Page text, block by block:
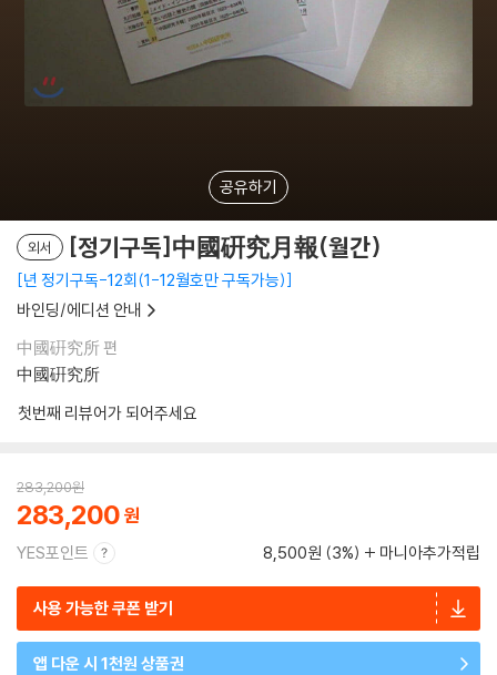
공유하기
외서 [정기구독]中國硏究月報(월간)
년 정기구독-12회(1-12월호만 구독가능)
바인딩/에디션 안내
中國硏究所 편
中國硏究所
첫번째 리뷰어가 되어주세요
283,200원
283,200
YES포인트 8,500원 (3%) 마니아추가적립
사용 가능한 쿠폰 받기
앱 다운 시 1천원 상품권